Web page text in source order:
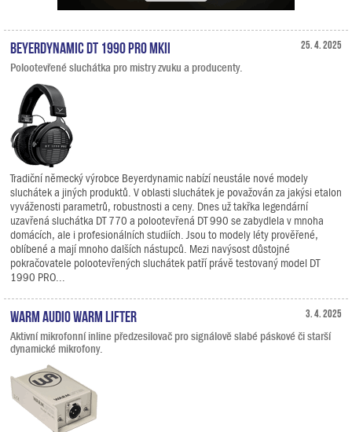
25. 4. 2025
Beyerdynamic DT 1990 PRO MKII
Polootevřené sluchátka pro mistry zvuku a producenty.
Tradiční německý výrobce Beyerdynamic nabízí neustále nové modely
sluchátek a jiných produktů. V oblasti sluchátek je považován za jakýsi etalon
vyváženosti parametrů, robustnosti a ceny. Dnes už takřka legendární
uzavřená sluchátka DT 770 a polootevřená DT 990 se zabydlela v mnoha
domácích, ale i profesionálních studiích. Jsou to modely léty prověřené,
oblíbené a mají mnoho dalších nástupců. Mezi navýsost důstojné
pokračovatele polootevřených sluchátek patří právě testovaný model DT
1990 PRO...
3. 4. 2025
Warm Audio Warm Lifter
Aktivní mikrofonní inline předzesilovač pro signálově slabé páskové či starší
dynamické mikrofony.